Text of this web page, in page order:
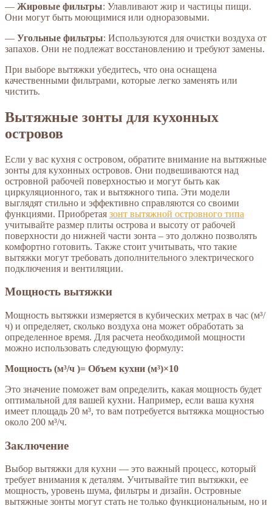
— Жировые фильтры: Улавливают жир и частицы пищи.
Они могут быть моющимися или одноразовыми.
— Угольные фильтры: Используются для очистки воздуха от
запахов. Они не подлежат восстановлению и требуют замены.
При выборе вытяжки убедитесь, что она оснащена
качественными фильтрами, которые легко заменять или
чистить.
Вытяжные зонты для кухонных
островов
Если у вас кухня с островом, обратите внимание на вытяжные
зонты для кухонных островов. Они подвешиваются над
островной рабочей поверхностью и могут быть как
циркуляционного, так и вытяжного типа. Эти модели
выглядят стильно и эффективно справляются со своими
функциями. Приобретая зонт вытяжной островного типа
учитывайте размер плиты острова и высоту от рабочей
поверхности до нижней части зонта – это должно позволять
комфортно готовить. Также стоит учитывать, что такие
вытяжки могут требовать дополнительного электрического
подключения и вентиляции.
Мощность вытяжки
Мощность вытяжки измеряется в кубических метрах в час (м³/
ч) и определяет, сколько воздуха она может обработать за
определенное время. Для расчета необходимой мощности
можно использовать следующую формулу:
Мощность (м³/ч )= Объем кухни (м³)×10
Это значение поможет вам определить, какая мощность будет
оптимальной для вашей кухни. Например, если ваша кухня
имеет площадь 20 м³, то вам потребуется вытяжка мощностью
около 200 м³/ч.
Заключение
Выбор вытяжки для кухни — это важный процесс, который
требует внимания к деталям. Учитывайте тип вытяжки, ее
мощность, уровень шума, фильтры и дизайн. Островные
вытяжные зонты могут стать не только функциональным, но и